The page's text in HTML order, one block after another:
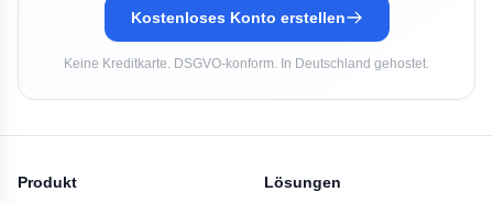
Kostenloses Konto erstellen
Keine Kreditkarte. DSGVO-konform. In Deutschland gehostet.
Produkt Lösungen